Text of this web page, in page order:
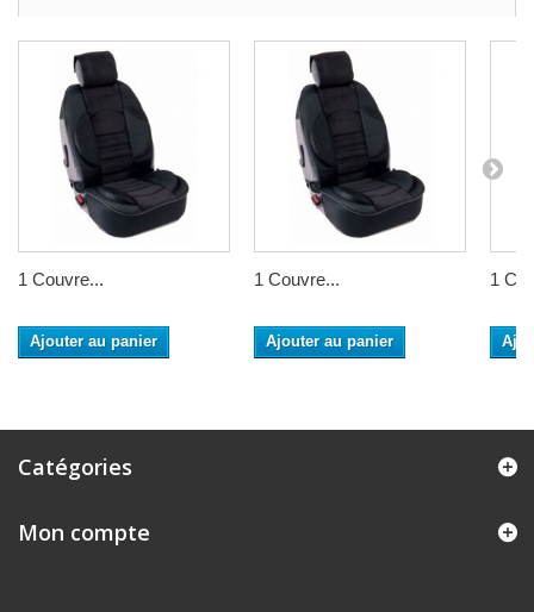
1 Couvre...
Ajouter au panier
1 Couvre...
Ajouter au panier
1
Catégories
Mon compte